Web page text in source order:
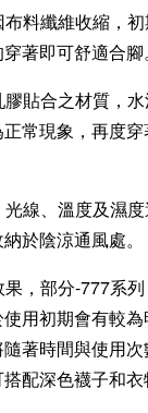
料纖維收縮，
著即可舒適合腳。
貼合之材質，
常現象，再度
線、溫度及濕
於陰涼通風處。
，部分-777系列
用初期會有較
著時間與使用
配深色襪子和衣